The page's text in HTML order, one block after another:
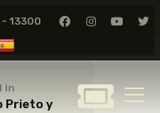
- 13300
in
Prieto y